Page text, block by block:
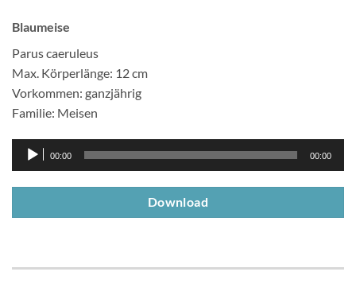
Blaumeise
Parus caeruleus
Max. Körperlänge: 12 cm
Vorkommen: ganzjährig
Familie: Meisen
Audio-
Player
00:00 00:00
Download